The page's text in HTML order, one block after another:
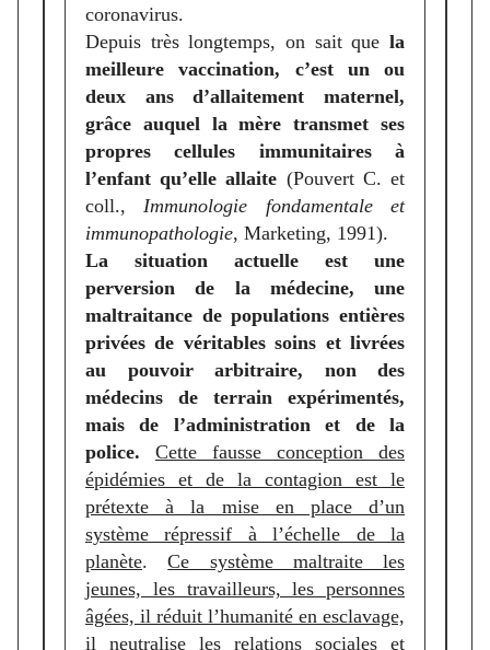
coronavirus.
Depuis très longtemps, on sait que la
meilleure vaccination, c’est un ou
deux ans d’allaitement maternel,
grâce auquel la mère transmet ses
propres cellules immunitaires à
l’enfant qu’elle allaite (Pouvert C. et
coll.,Immunologie fondamentale et
immunopathologie, Marketing, 1991).
La situation actuelle est une
perversion de la médecine, une
maltraitance de populations entières
privées de véritables soins et livrées
au pouvoir arbitraire, non des
médecins de terrain expérimentés,
mais de l’administration et de la
police.
Cette fausse conception des
épidémies et de la contagion est le
prétexte à la mise en place d’un
système répressif à l’échelle de la
planète.Ce système maltraite les
jeunes, les travailleurs, les personnes
âgées, il réduit l’humanité en esclavage,
il neutralise les relations sociales et